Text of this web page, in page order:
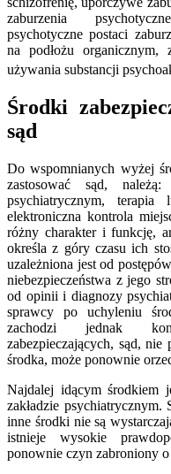
zaburzenia
psychotyczne postaci
na podłożu organicznym,
używania substancji
Środki
sąd
Do wspomnianych wyżej
zastosować sąd,
psychiatrycznym, terapia
elektroniczna kontrola
różny charakter i funkcję,
określa z góry czasu ich
uzależniona jest od
niebezpieczeństwa z jego
od opinii i diagnozy
sprawcy po uchyleniu
zachodzi jednak
zabezpieczających, sąd,
środka, może ponownie
Najdalej idącym środkiem
zakładzie
inne środki nie są
istnieje wysokie
ponownie czyn zabroniony